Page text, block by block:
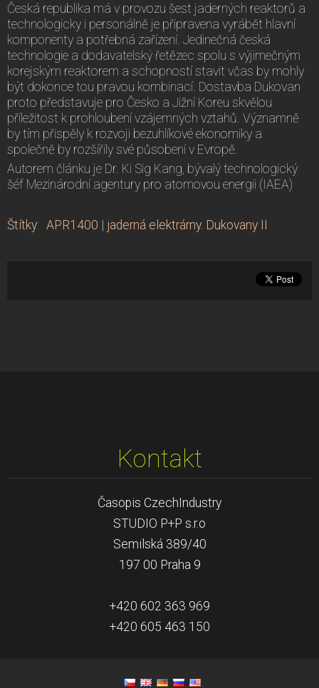
Česká republika má v provozu šest jaderných reaktorů a
technologicky i personálně je připravena vyrábět hlavní
komponenty a potřebná zařízení. Jedinečná česká
technologie a dodavatelský řetězec spolu s výjimečným
korejským reaktorem a schopností stavit včas by mohly
být dokonce tou pravou kombinací. Dostavba Dukovan
proto představuje pro Česko a Jižní Koreu skvělou
příležitost k prohloubení vzájemných vztahů. Významně
by tím přispěly k rozvoji bezuhlíkové ekonomiky a
společně by rozšířily své působení v Evropě.
Autorem článku je Dr. Ki Sig Kang, bývalý technologický
šéf Mezinárodní agentury pro atomovou energii (IAEA)
Štítky: APR1400 | jaderná elektrárny. Dukovany II
Kontakt
Časopis CzechIndustry
STUDIO P+P s.r.o
Semilská 389/40
197 00 Praha 9
+420 602 363 969
+420 605 463 150